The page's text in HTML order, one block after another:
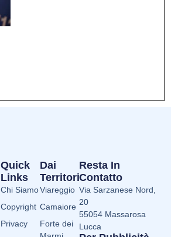
Dai
Territori
Viareggio
Camaiore
Forte dei
Quick
Links
Chi Siamo
Copyright
Privacy
Resta In
Contatto
Via Sarzanese Nord,
20
55054 Massarosa
Lucca